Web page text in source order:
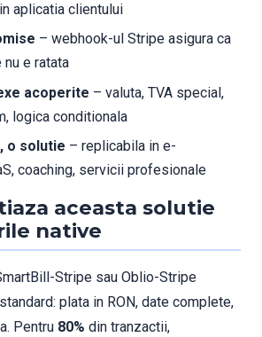
aplicatia clientului
– webhook-ul Stripe asigura ca
e ratata
acoperite – valuta, TVA special,
logica conditionala
o solutie – replicabila in e-
coaching, servicii profesionale
aceasta solutie
native
Stripe sau Oblio-Stripe
plata in RON, date complete,
Pentru 80% din tranzactii,